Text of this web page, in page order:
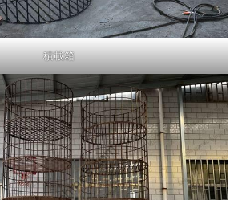
積載箱